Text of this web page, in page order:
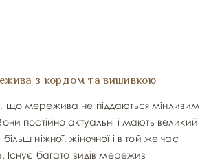
з кордом та вишивкою
що мережива не піддаються мінливим
постійно актуальні і мають великий
ніжної, жіночної і в той же час
Існує багато видів мережив